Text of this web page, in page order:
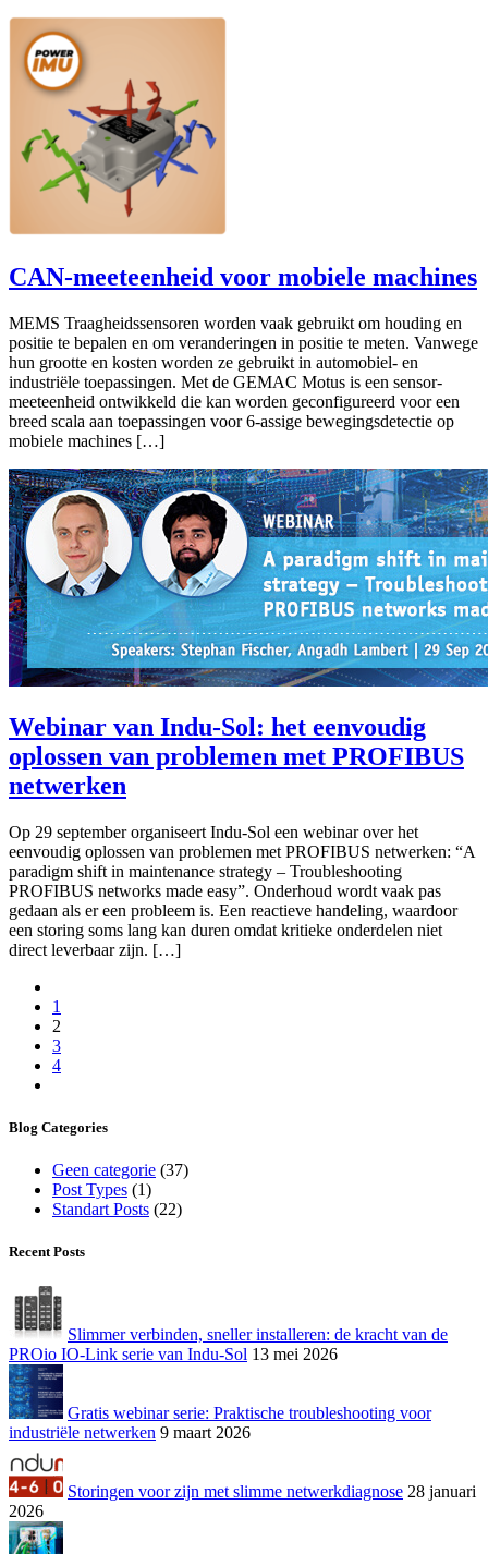
CAN-meeteenheid voor mobiele machines
MEMS Traagheidssensoren worden vaak gebruikt om houding en
positie te bepalen en om veranderingen in positie te meten. Vanwege
hun grootte en kosten worden ze gebruikt in automobiel- en
industriële toepassingen. Met de GEMAC Motus is een sensor-
meeteenheid ontwikkeld die kan worden geconfigureerd voor een
breed scala aan toepassingen voor 6-assige bewegingsdetectie op
mobiele machines […]
Webinar van Indu-Sol: het eenvoudig
oplossen van problemen met PROFIBUS
netwerken
Op 29 september organiseert Indu-Sol een webinar over het
eenvoudig oplossen van problemen met PROFIBUS netwerken: “A
paradigm shift in maintenance strategy – Troubleshooting
PROFIBUS networks made easy”. Onderhoud wordt vaak pas
gedaan als er een probleem is. Een reactieve handeling, waardoor
een storing soms lang kan duren omdat kritieke onderdelen niet
direct leverbaar zijn. […]
1
2
3
4
Blog Categories
Geen categorie (37)
Post Types (1)
Standart Posts (22)
Recent Posts
Slimmer verbinden, sneller installeren: de kracht van de
PROio IO-Link serie van Indu-Sol 13 mei 2026
Gratis webinar serie: Praktische troubleshooting voor
industriële netwerken 9 maart 2026
Storingen voor zijn met slimme netwerkdiagnose 28 januari
2026